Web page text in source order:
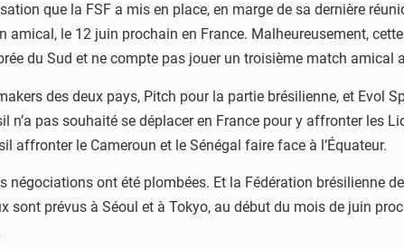
que la FSF a mis en place, en marge de sa dernière
amical, le 12 juin prochain en France. Malheureusement,
du Sud et ne compte pas jouer un troisième match amical
des deux pays, Pitch pour la partie brésilienne, et Evol
n’a pas souhaité se déplacer en France pour y affronter les
affronter le Cameroun et le Sénégal faire face à l’Équateur.
négociations ont été plombées. Et la Fédération brésilienne
sont prévus à Séoul et à Tokyo, au début du mois de juin